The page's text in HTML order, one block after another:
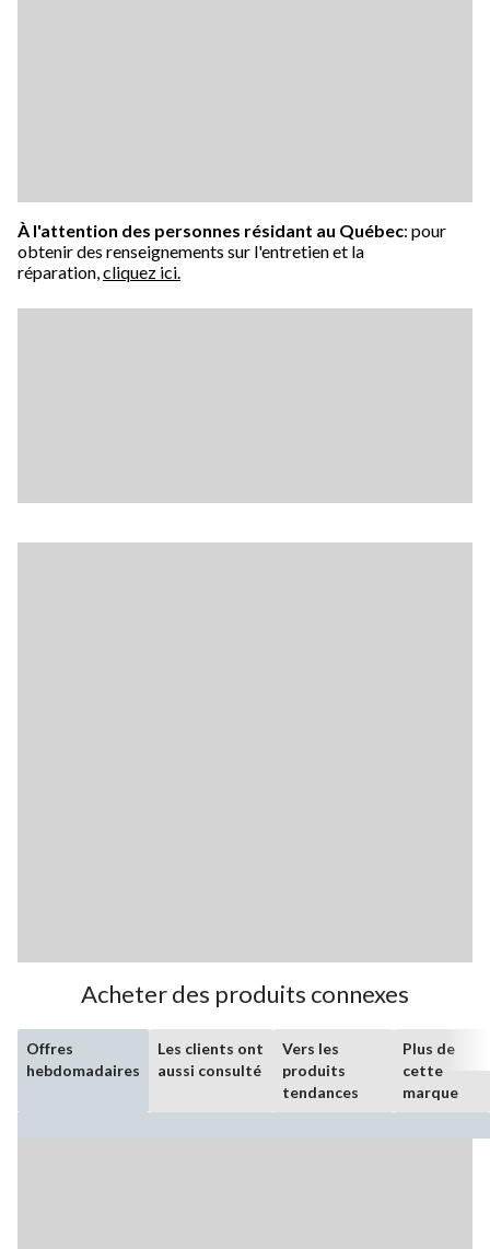
À l'attention des personnes résidant au Québec: pour
obtenir des renseignements sur l'entretien et la
réparation,cliquez ici.
Acheter des produits connexes
Offres
hebdomadaires
Les clients ont
aussi consulté
Vers les
produits
tendances
Plus de
cette
marque